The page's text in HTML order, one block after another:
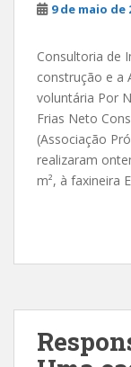
9 de maio de
Consultoria de
construção e a
voluntária Por
Frias Neto
(Associação
realizaram
m², à faxineira